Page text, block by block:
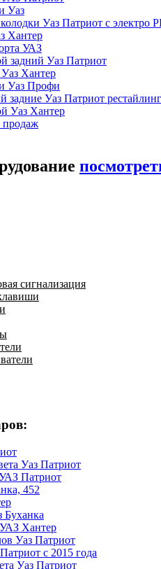
Уаз
Уаз Патриот с электро
Хантер
УАЗ
задний Уаз Патриот
Хантер
Уаз Профи
задние Уаз Патриот
Уаз Хантер
сигнализация
Уаз Патриот
Патриот
452
Буханка
Хантер
Уаз Патриот
с 2015 года
Уаз Патриот